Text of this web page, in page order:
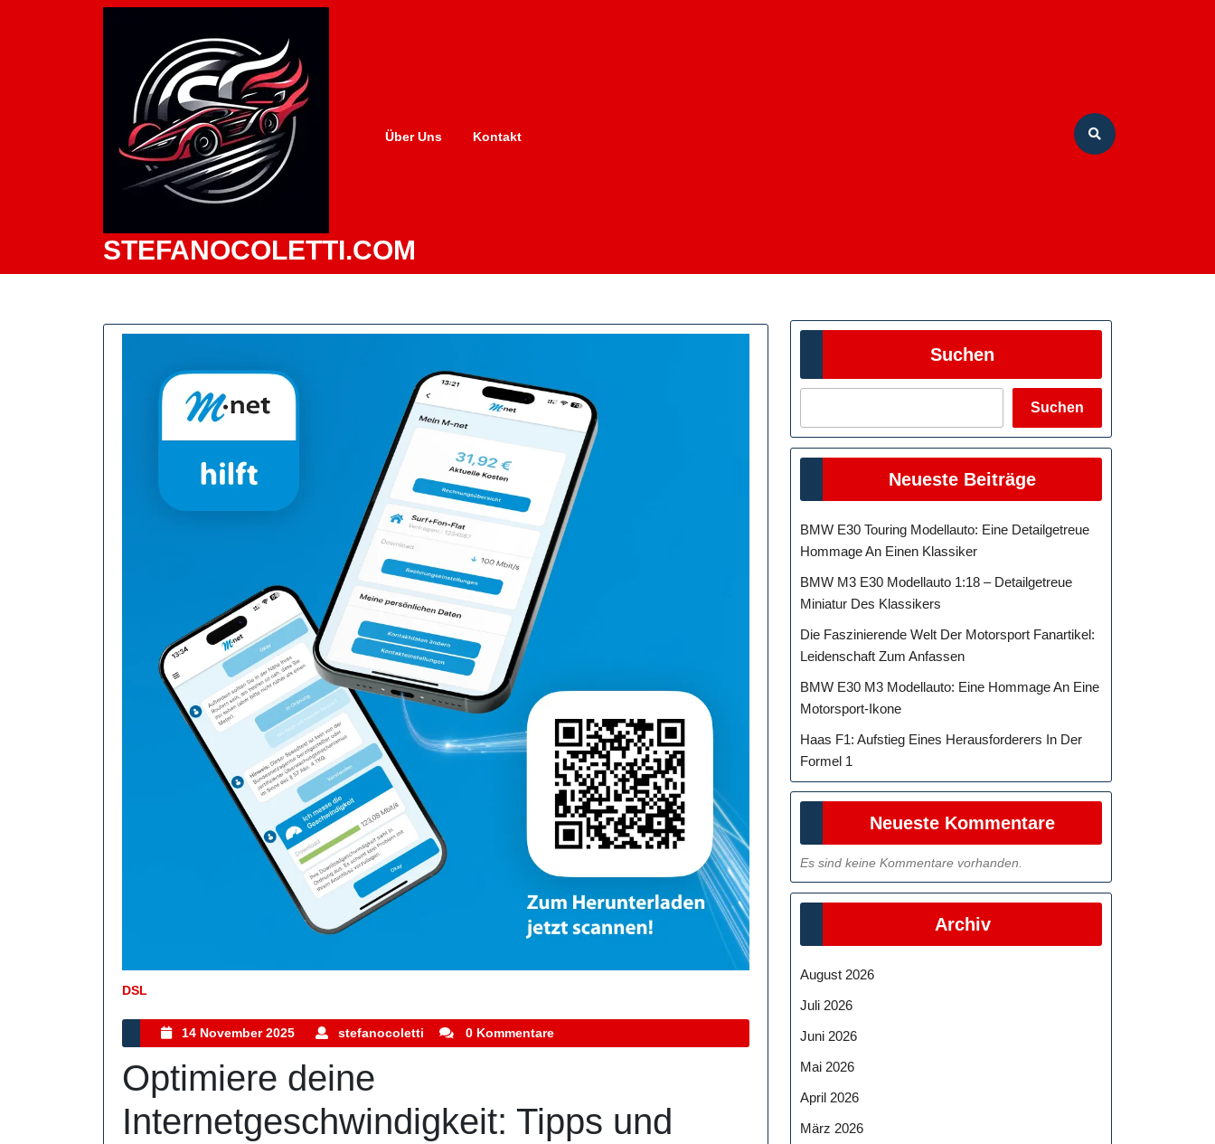
STEFANOCOLETTI.COM
Über Uns Kontakt
DSL
Kategorie
14 November 2025
14
November
2025
stefanocoletti stefanocoletti
0 Kommentare
Optimiere deine
Internetgeschwindigkeit: Tipps und
Suchen
Suchen
Neueste Beiträge
BMW E30 Touring Modellauto: Eine Detailgetreue
Hommage An Einen Klassiker
BMW M3 E30 Modellauto 1:18 – Detailgetreue
Miniatur Des Klassikers
Die Faszinierende Welt Der Motorsport Fanartikel:
Leidenschaft Zum Anfassen
BMW E30 M3 Modellauto: Eine Hommage An Eine
Motorsport-Ikone
Haas F1: Aufstieg Eines Herausforderers In Der
Formel 1
Neueste Kommentare
Es sind keine Kommentare vorhanden.
Archiv
August 2026
Juli 2026
Juni 2026
Mai 2026
April 2026
März 2026